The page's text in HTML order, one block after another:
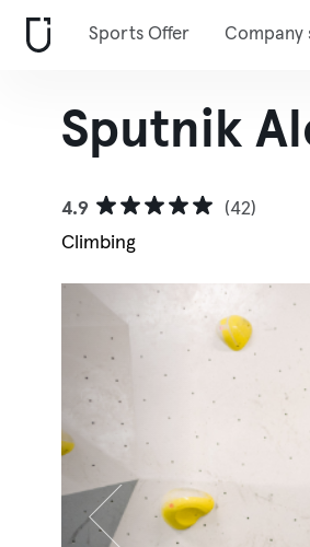
Sports Offer Company
Sputnik
4.9
(42)
Climbing